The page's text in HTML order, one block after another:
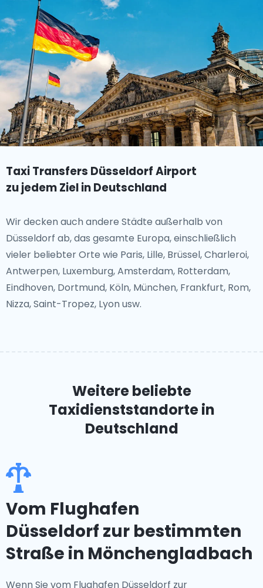
Taxi Transfers Düsseldorf Airport
zu jedem Ziel in Deutschland
Wir decken auch andere Städte außerhalb von
Düsseldorf ab, das gesamte Europa, einschließlich
vieler beliebter Orte wie Paris, Lille, Brüssel, Charleroi,
Antwerpen, Luxemburg, Amsterdam, Rotterdam,
Eindhoven, Dortmund, Köln, München, Frankfurt, Rom,
Nizza, Saint-Tropez, Lyon usw.
Weitere beliebte
Taxidienststandortein
Deutschland
Vom Flughafen
Düsseldorf zur bestimmten
Straße in Mönchengladbach
Wenn Sie vom Flughafen Düsseldorf zur